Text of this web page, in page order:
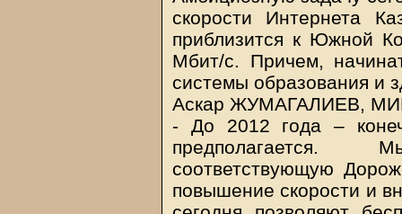
скорости Интернета
приблизится к Южной
Мбит/с. Причем,
системы образования и
Аскар ЖУМАГАЛИЕВ,
- До 2012 года –
предполагается.
соответствующую
повышение скорости и